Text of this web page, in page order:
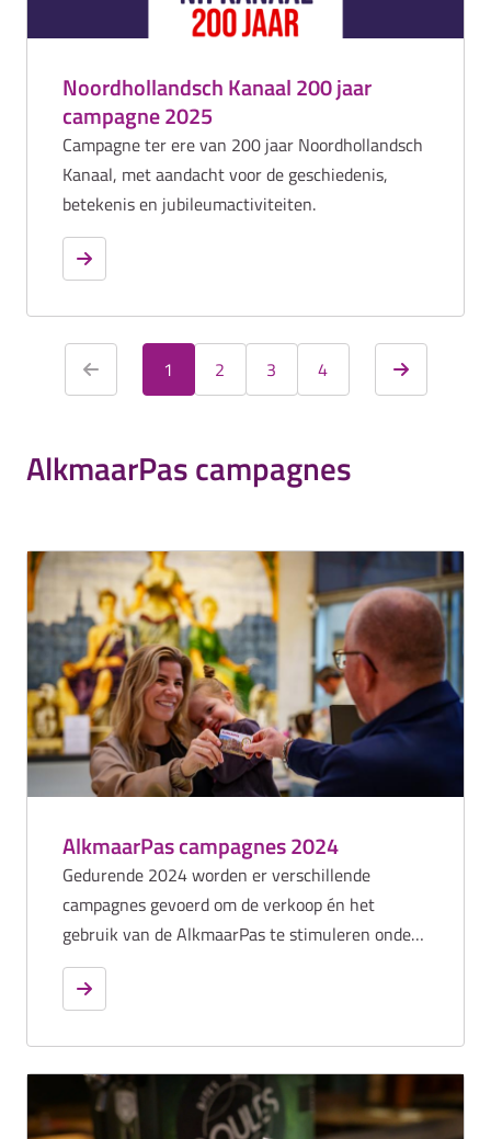
Noordhollandsch Kanaal 200 jaar
campagne 2025
Campagne ter ere van 200 jaar Noordhollandsch
Kanaal, met aandacht voor de geschiedenis,
betekenis en jubileumactiviteiten.
1 2 3 4
AlkmaarPas campagnes
AlkmaarPas campagnes 2024
Gedurende 2024 worden er verschillende
campagnes gevoerd om de verkoop én het
gebruik van de AlkmaarPas te stimuleren onder
de bewoners van Alkmaar.